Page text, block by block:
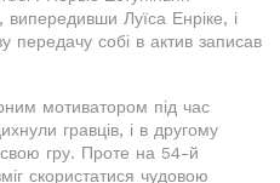
Луїса Енріке, і
собі в актив записав
мотиватором під час
гравців, і в другому
свою гру. Проте на 54-й
скористатися чудовою